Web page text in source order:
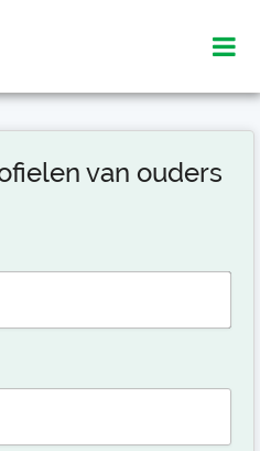
van ouders